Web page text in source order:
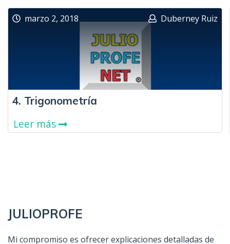
marzo 2, 2018 Duberney Ruiz
4. Trigonometría
Leer más
JULIOPROFE
Mi compromiso es ofrecer explicaciones detalladas de